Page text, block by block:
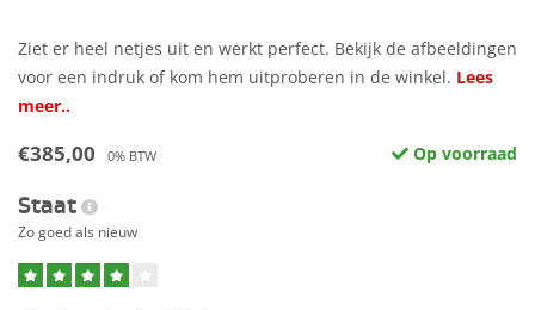
Ziet er heel netjes uit en werkt perfect. Bekijk de afbeeldingen
voor een indruk of kom hem uitproberen in de winkel. Lees
meer..
€385,00 0% BTW Op voorraad
Staat
Zo goed als nieuw